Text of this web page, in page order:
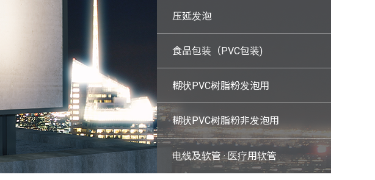
压延发泡
食品包装（PVC包装)
糊状PVC树脂粉发泡用
糊状PVC树脂粉非发泡用
电线及软管 · 医疗用软管